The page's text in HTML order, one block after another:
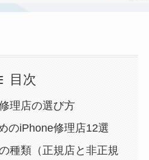
目次
理店の選び方
のiPhone修理店12選
種類（正規店と非正規